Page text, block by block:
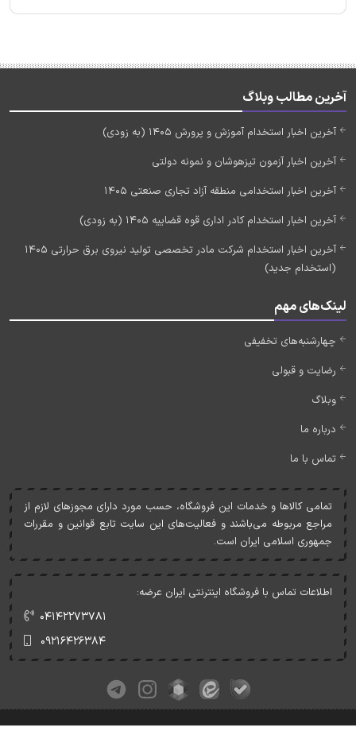
آخرین مطالب وبلاگ
آخرین اخبار استخدام آموزش و پرورش 1405 (به زودی)
آخرین اخبار آزمون تیزهوشان و نمونه دولتی
آخرین اخبار استخدامی منطقه آزاد تجاری صنعتی 1405
آخرین اخبار استخدام کادر اداری قوه قضاییه 1405 (به زودی)
آخرین اخبار استخدام شرکت مادر تخصصی تولید نیروی برق حرارتی 1405
(استخدام جدید)
لینک‌های مهم
چهارشنبه‌های تخفیفی
رضایت و قبولی
وبلاگ
درباره ما
تماس با ما
تمامی کالاها و خدمات اين فروشگاه، حسب مورد دارای مجوزهای لازم از
مراجع مربوطه می‌باشند و فعاليت‌های اين سايت تابع قوانين و مقررات
جمهوری اسلامی ايران است.
اطلاعات تماس با فروشگاه اینترنتی ایران عرضه:
۰۴۱۴۲۲۷۳۷۸۱
۰۹۲۱۶۴۲۶۳۸۴